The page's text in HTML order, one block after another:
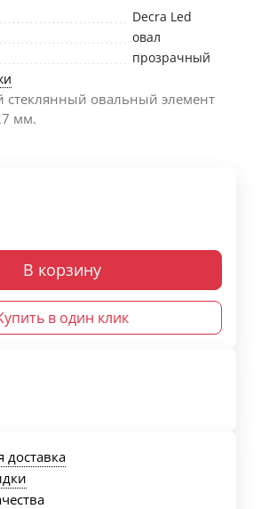
Decra Led
овал
прозрачный
стеклянный овальный элемент
мм.
В корзину
в один клик
доставка